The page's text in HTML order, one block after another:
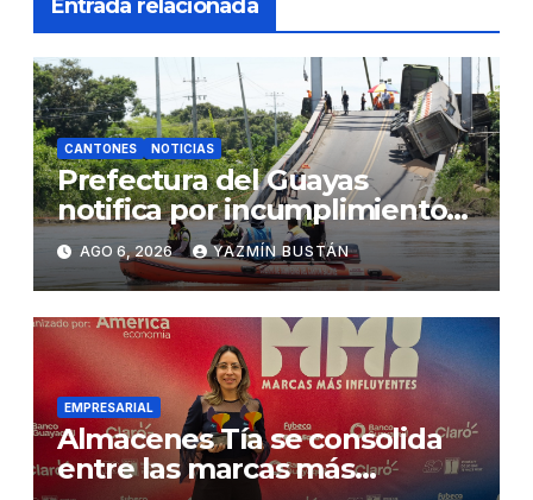
Entrada relacionada
CANTONES NOTICIAS
Prefectura del Guayas
notifica por incumplimiento
contractual a la Concesionaria
CONORTE y exige celeridad
en desmontaje del puente
Gonzalo Icaza Cornejo, en
Daule
AGO 6, 2026 YAZMÍN BUSTÁN
EMPRESARIAL
Almacenes Tía se consolida
entre las marcas más